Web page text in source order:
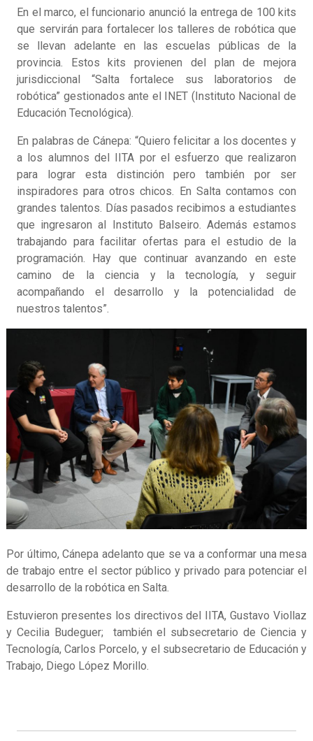
En el marco, el funcionario anunció la entrega de 100 kits
que servirán para fortalecer los talleres de robótica que
se llevan adelante en las escuelas públicas de la
provincia. Estos kits provienen del plan de mejora
jurisdiccional “Salta fortalece sus laboratorios de
robótica” gestionados ante el INET (Instituto Nacional de
Educación Tecnológica).
En palabras de Cánepa: “Quiero felicitar a los docentes y
a los alumnos del IITA por el esfuerzo que realizaron
para lograr esta distinción pero también por ser
inspiradores para otros chicos. En Salta contamos con
grandes talentos. Días pasados recibimos a estudiantes
que ingresaron al Instituto Balseiro. Además estamos
trabajando para facilitar ofertas para el estudio de la
programación. Hay que continuar avanzando en este
camino de la ciencia y la tecnología, y seguir
acompañando el desarrollo y la potencialidad de
nuestros talentos”.
Por último, Cánepa adelanto que se va a conformar una mesa
de trabajo entre el sector público y privado para potenciar el
desarrollo de la robótica en Salta.
Estuvieron presentes los directivos del IITA, Gustavo Viollaz
y Cecilia Budeguer; también el subsecretario de Ciencia y
Tecnología, Carlos Porcelo, y el subsecretario de Educación y
Trabajo, Diego López Morillo.